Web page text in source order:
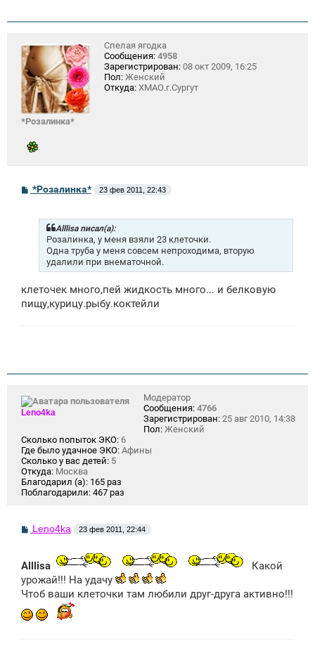
*Розалинка*
Спелая ягодка
Сообщения: 4958
Зарегистрирован: 08 окт 2009, 16:25
Пол: Женский
Откуда: ХМАО.г.Сургут
С*Розалинка* 23 фев 2011, 22:43
Alllisa писал(а):
Розалинка, у меня взяли 23 клеточки.
Одна труба у меня совсем непроходима, вторую
удалили при внематочной.
клеточек много,пей жидкость много... и белковую
пищу,курицу.рыбу.коктейли
Leno4ka
Модератор
Сообщения: 4766
Зарегистрирован: 25 авг 2010, 14:38
Пол: Женский
Сколько попыток ЭКО: 6
Где было удачное ЭКО: Афины
Сколько у вас детей: 5
Откуда: Москва
Благодарил (а): 165 раз
Поблагодарили: 467 раз
С
е
н
и
Leno4ka 23 фев 2011, 22:44
Alllisa
Какой
урожай!!! На удачу
Чтоб ваши клеточки там любили друг-друга активно!!!